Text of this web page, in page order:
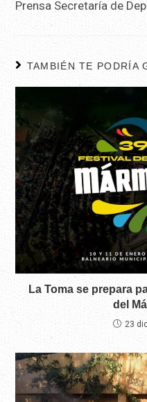
Prensa Secretaría de
TAMBIÉN TE PODRÍA
La Toma se prepara
del
23